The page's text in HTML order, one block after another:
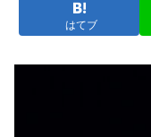
はてブ